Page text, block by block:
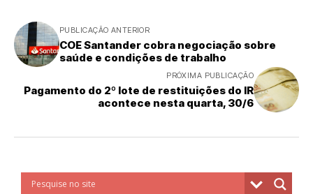
PUBLICAÇÃO ANTERIOR
COE Santander cobra negociação sobre
saúde e condições de trabalho
PRÓXIMA PUBLICAÇÃO
Pagamento do 2º lote de restituições do IR
acontece nesta quarta, 30/6